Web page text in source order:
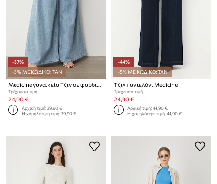
-37%
-5% ΜΕ ΚΩΔΙΚΟ: TAN
Medicine γυναικεία Τζιν σε φαρδιά γραμμή
Τρέχουσα τιμή:
24,90 €
Αρχική τιμή:39,90 €
Η χαμηλότερη τιμή:39,90 €
-44%
-5% ΜΕ ΚΩΔΙΚΟ: TAN
Τζιν παντελόνι Medicine
Τρέχουσα τιμή:
24,90 €
Αρχική τιμή:44,90 €
Η χαμηλότερη τιμή:44,90 €